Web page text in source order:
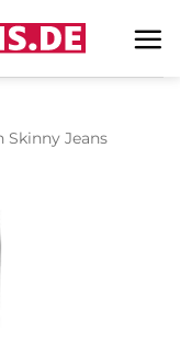
Skinny Jeans